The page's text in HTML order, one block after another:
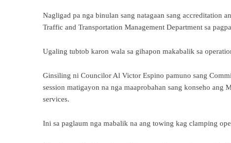
Nagligad pa nga binulan sang natagaan sang accreditation
Traffic and Transportation Management Department sa
Ugaling tubtob karon wala sa gihapon makabalik sa
Ginsiling ni Councilor Al Victor Espino pamuno sang
session matigayon na nga maaprobahan sang konseho
services.
Ini sa paglaum nga mabalik na ang towing kag clamping